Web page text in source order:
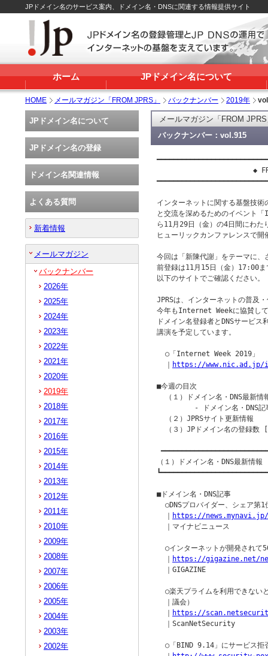
JPドメイン名のサービス案内、ドメイン名・DNSに関連する情報提供サイト
ホーム JPドメイン名について
HOME メールマガジン「FROM JPRS」 バックナンバー 2019年
メールマガジン「FROM
バックナンバー：vol.915
◆
インターネットに関する基盤技
と交流を深めるためのイベント
ら11月29日（金）の4日間にわた
ヒューリックカンファレンスで開
今回は「新陳代謝」をテーマに
前登録は11月15日（金）17:00ま
以下のサイトでご確認ください。
JPRSは、インターネットの普及
今年もInternet Weekに協賛して
ドメイン名登録者とDNSサービ
講演を予定しています。
  ○「Internet Week 2019」
https://www.nic.ad.jp/
■今週の目次
（１）ドメイン名・DNS最新情
- ドメイン名・DNS記
  （２）JPRSサイト更新情報
（３）JPドメイン名の登録数
（１）ドメイン名・DNS最新情報
■ドメイン名・DNS記事
○DNSプロバイダー、シェア第
https://
  ｜マイナビニュース
○インターネットが開発されて
https://gigazine.net/
  ｜GIGAZINE
○楽天プライムを利用できない
  ｜議会）
https://
  ｜ScanNetSecurity
○「BIND 9.14」にサービス拒
JPドメイン名について
JPドメイン名の登録
ドメイン名関連情報
よくある質問
新着情報
メールマガジン
バックナンバー
2026年
2025年
2024年
2023年
2022年
2021年
2020年
2019年
2018年
2017年
2016年
2015年
2014年
2013年
2012年
2011年
2010年
2009年
2008年
2007年
2006年
2005年
2004年
2003年
2002年